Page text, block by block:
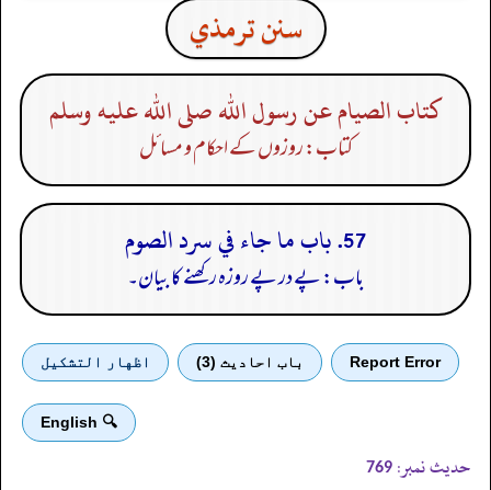
سنن ترمذي
كتاب الصيام عن رسول الله صلى الله عليه وسلم
کتاب: روزوں کے احکام و مسائل
57. باب ما جاء في سرد الصوم
باب: پے در پے روزہ رکھنے کا بیان۔
Report Error باب احادیث (3) اظهار التشكيل
🔍 English
حدیث نمبر: 769